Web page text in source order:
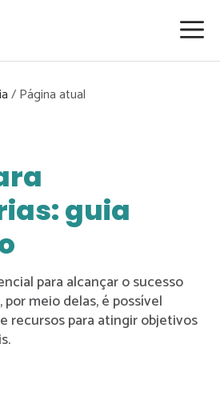
/
guia
para alcançar o sucesso
meio delas, é possível
recursos para atingir objetivos